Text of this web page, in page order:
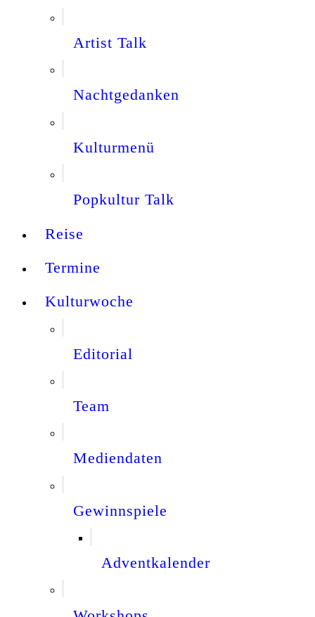
Artist Talk
Nachtgedanken
Kulturmenü
Popkultur Talk
Reise
Termine
Kulturwoche
Editorial
Team
Mediendaten
Gewinnspiele
Adventkalender